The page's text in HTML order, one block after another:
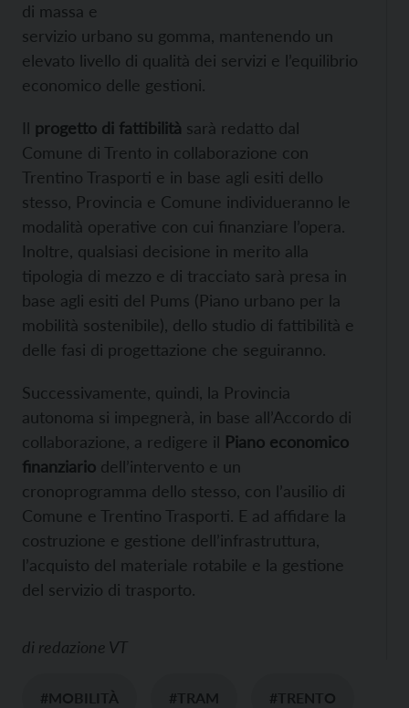
di massa e
servizio urbano su gomma, mantenendo un
elevato livello di qualità dei servizi e l’equilibrio
economico delle gestioni.
Il progetto di fattibilità sarà redatto dal
Comune di Trento in collaborazione con
Trentino Trasporti e in base agli esiti dello
stesso, Provincia e Comune individueranno le
modalità operative con cui finanziare l’opera.
Inoltre, qualsiasi decisione in merito alla
tipologia di mezzo e di tracciato sarà presa in
base agli esiti del Pums (Piano urbano per la
mobilità sostenibile), dello studio di fattibilità e
delle fasi di progettazione che seguiranno.
Successivamente, quindi, la Provincia
autonoma si impegnerà, in base all’Accordo di
collaborazione, a redigere il Piano economico
finanziario dell’intervento e un
cronoprogramma dello stesso, con l’ausilio di
Comune e Trentino Trasporti. E ad affidare la
costruzione e gestione dell’infrastruttura,
l’acquisto del materiale rotabile e la gestione
del servizio di trasporto.
di redazione VT
#MOBILITÀ #TRAM #TRENTO